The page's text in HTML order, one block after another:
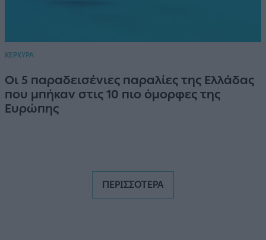
ΚΕΡΚΥΡΑ
Οι 5 παραδεισένιες παραλίες της Ελλάδας
που μπήκαν στις 10 πιο όμορφες της
Ευρώπης
ΠΕΡΙΣΣΟΤΕΡΑ